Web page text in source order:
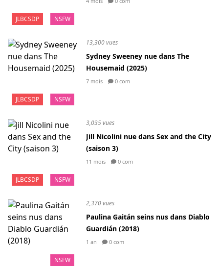
JLBCSDP NSFW
JLBCSDP NSFW
13,300 vues
Sydney Sweeney nue dans The
Housemaid (2025)
7 mois 0 com
JLBCSDP NSFW
3,035 vues
Jill Nicolini nue dans Sex and the City
(saison 3)
11 mois 0 com
NSFW
2,370 vues
Paulina Gaitán seins nus dans Diablo
Guardián (2018)
1 an 0 com